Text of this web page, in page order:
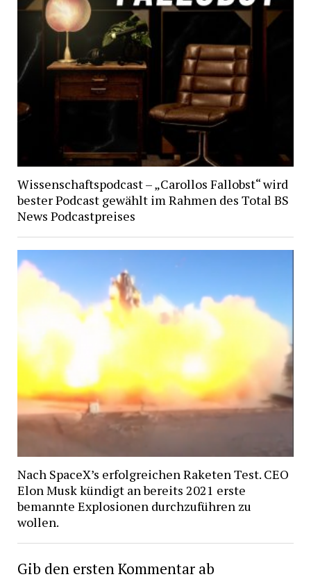
Wissenschaftspodcast – „Carollos Fallobst“ wird
bester Podcast gewählt im Rahmen des Total BS
News Podcastpreises
Nach SpaceX’s erfolgreichen Raketen Test. CEO
Elon Musk kündigt an bereits 2021 erste
bemannte Explosionen durchzuführen zu
wollen.
Gib den ersten Kommentar ab